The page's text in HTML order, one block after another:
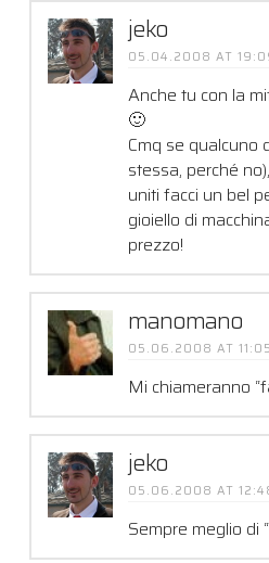
jeko
05.04.2008 AT
Anche tu con la
🙂
Cmq se qualcuno
stessa, perché
uniti facci un bel
gioiello di
prezzo!
manomano
05.06.2008 AT 11:05
Mi chiameranno
jeko
05.06.2008 AT
Sempre meglio di